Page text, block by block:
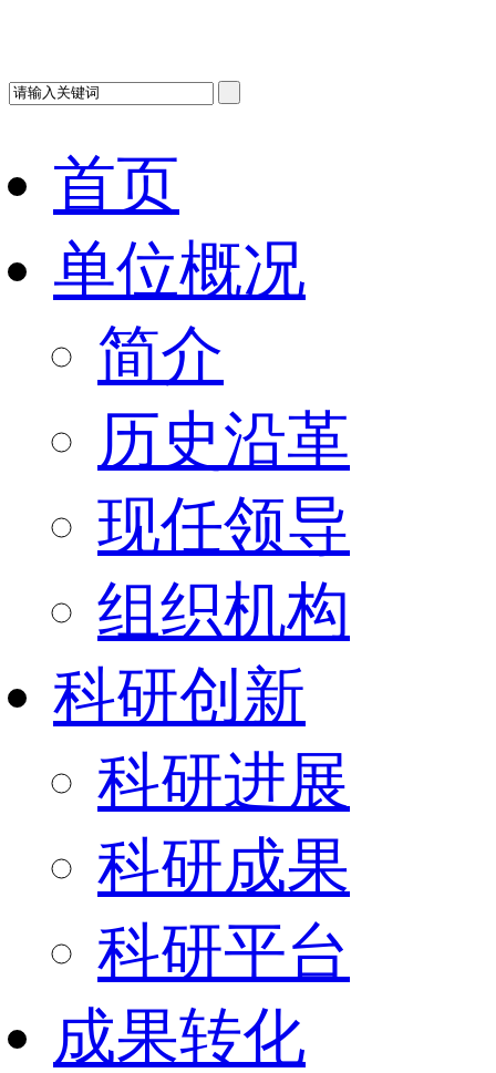
首页
单位概况
简介
历史沿革
现任领导
组织机构
科研创新
科研进展
科研成果
科研平台
成果转化